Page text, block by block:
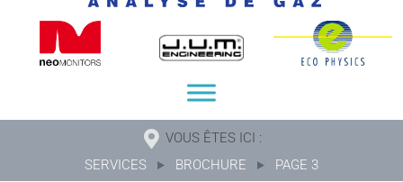
VOUS ÊTES ICI :
SERVICES
BROCHURE PAGE 3